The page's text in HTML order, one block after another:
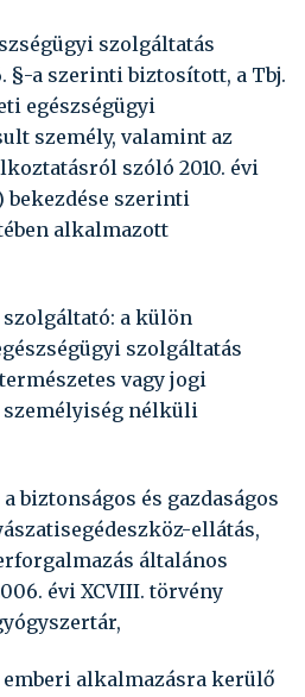
szolgáltatás
§-a szerinti biztosított, a Tbj.
egészségügyi
személy, valamint az
szóló2010. évi
bekezdése szerinti
alkalmazott
szolgáltató: a külön
szolgáltatás
vagy jogi
nélküli
a biztonságos és gazdaságos
ellátás,
általános
évi XCVIII. törvény
emberi alkalmazásra kerülő